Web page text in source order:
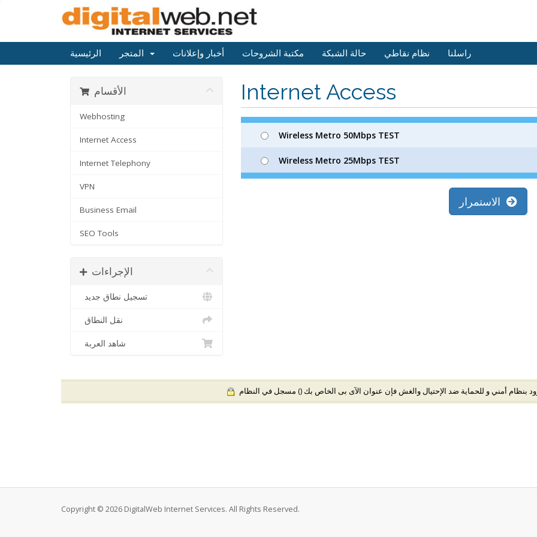
الرئيسية أخبار وإعلانات مكتبة الشروحات حالة الشبكة نظام نقاطي راسلنا
Internet Access الأقسام
Webhosting
Internet Access
Internet Telephony
VPN
Business Email
SEO Tools
الإجراءات
تسجيل نطاق جديد
نقل النطاق
شاهد العربة
Wireless Metro 50Mbps TEST
Wireless Metro 25Mbps TEST
بنظام أمني و للحماية ضد الإحتيال والغش فإن عنوان الآى بى الخاص بك () مسجل في النظام
Copyright © 2026 DigitalWeb Internet Services. All Rights Reserved.